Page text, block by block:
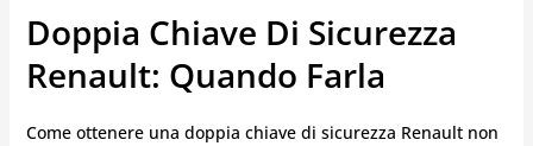
Doppia Chiave Di Sicurezza
Renault: Quando Farla
Come ottenere una doppia chiave di sicurezza Renault non